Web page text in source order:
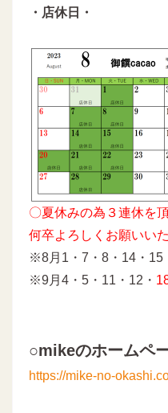
・店休日・
〇夏休みの為３連休を
何卒よろしくお願いい
※8月1・7・8・14・15
※9月4・5・11・12・
○mikeのホームペ
https://mike-no-